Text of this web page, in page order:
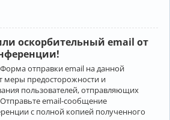
оскорбительный email от
отправки email на данной
меры предосторожности и
пользователей, отправляющих
email-сообщение
с полной копией полученного